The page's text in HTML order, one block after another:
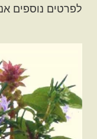
לפרטים נוספים